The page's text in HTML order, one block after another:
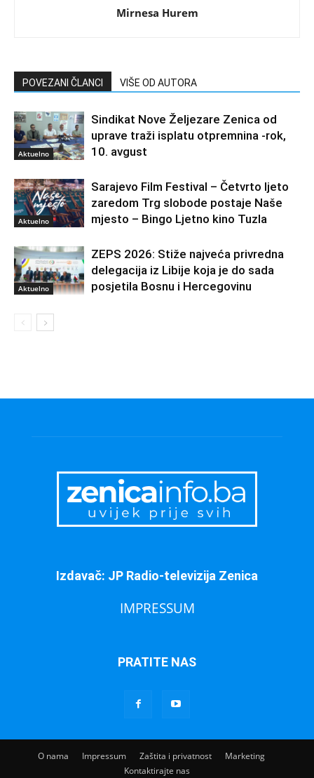
Mirnesa Hurem
POVEZANI ČLANCI VIŠE OD AUTORA
Aktuelno
Sindikat Nove Željezare Zenica od
uprave traži isplatu otpremnina -rok,
10. avgust
Aktuelno
Sarajevo Film Festival – Četvrto ljeto
zaredom Trg slobode postaje Naše
mjesto – Bingo Ljetno kino Tuzla
Aktuelno
ZEPS 2026: Stiže najveća privredna
delegacija iz Libije koja je do sada
posjetila Bosnu i Hercegovinu
Izdavač: JP Radio-televizija Zenica
IMPRESSUM
PRATITE NAS
O nama Impressum Zaštita i privatnost
Marketing
Kontaktirajte nas